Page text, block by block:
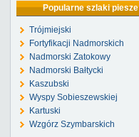
Popularne szlaki piesze
Trójmiejski
Fortyfikacji Nadmorskich
Nadmorski Zatokowy
Nadmorski Bałtycki
Kaszubski
Wyspy Sobieszewskiej
Kartuski
Wzgórz Szymbarskich